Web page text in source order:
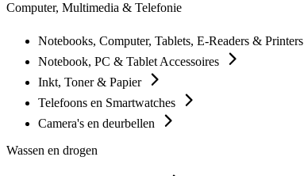
Computer, Multimedia & Telefonie
Notebooks, Computer, Tablets, E-Readers & Printers
Notebook, PC & Tablet Accessoires
Inkt, Toner & Papier
Telefoons en Smartwatches
Camera's en deurbellen
Wassen en drogen